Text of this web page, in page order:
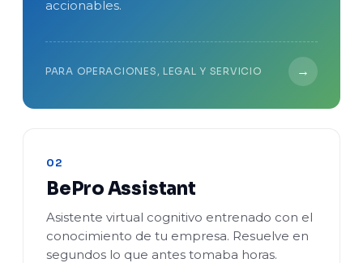
accionables.
PARA OPERACIONES, LEGAL Y SERVICIO →
02
BePro Assistant
Asistente virtual cognitivo entrenado con el
conocimiento de tu empresa. Resuelve en
segundos lo que antes tomaba horas.